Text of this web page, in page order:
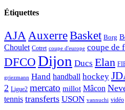
Étiquettes
AJA AuxerreBasket Borg
Choulet Cotret coupe d'europe coupe de
DFCODijon Ducs Elan
griezmann Hand handball hockey
2 Ligue2 mercato millot Mâcon
tennis transferts USON vannuchi vidéo